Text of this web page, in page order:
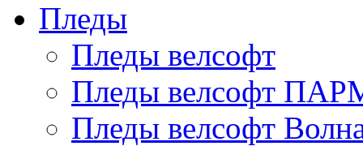
Пледы
Пледы велсофт
Пледы велсофт
Пледы велсофт